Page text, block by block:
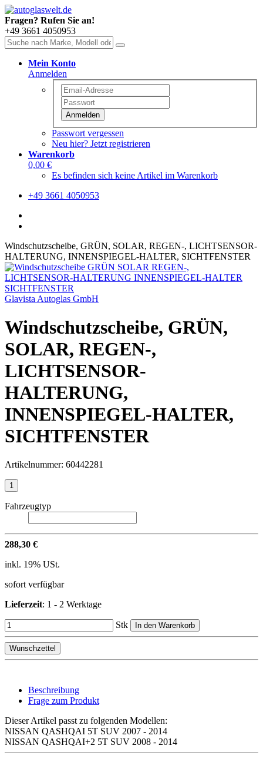
Fragen? Rufen Sie an!
+49 3661 4050953
Mein Konto
Anmelden
Anmelden
Passwort vergessen
Neu hier? Jetzt registrieren
Warenkorb
0,00 €
Es befinden sich keine Artikel im Warenkorb
+49 3661 4050953
Windschutzscheibe, GRÜN, SOLAR, REGEN-, LICHTSENSOR-
HALTERUNG, INNENSPIEGEL-HALTER, SICHTFENSTER
Glavista Autoglas GmbH
Windschutzscheibe, GRÜN,
SOLAR, REGEN-,
LICHTSENSOR-
HALTERUNG,
INNENSPIEGEL-HALTER,
SICHTFENSTER
Artikelnummer: 60442281
Fahrzeugtyp
288,30 €
inkl. 19% USt.
sofort verfügbar
Lieferzeit: 1 - 2 Werktage
Stk In den Warenkorb
Wunschzettel
Beschreibung
Frage zum Produkt
Dieser Artikel passt zu folgenden Modellen:
NISSAN QASHQAI 5T SUV 2007 - 2014
NISSAN QASHQAI+2 5T SUV 2008 - 2014